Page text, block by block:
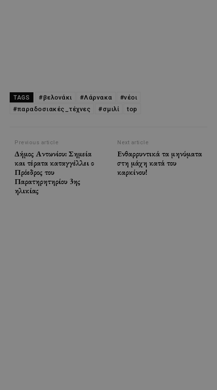
TAGS #βελονάκι #Λάρνακα
#νέοι
#παραδοσιακές_τέχνες
#σμιλί top
Previous article
Δήμος Αντωνίου: Σημεία
και τέρατα καταγγέλλει ο
Πρόεδρος του
Παρατηρητηρίου 3ης
ηλικίας
Next article
Ενθαρρυντικά τα μηνύματα
στη μάχη κατά του
καρκίνου!